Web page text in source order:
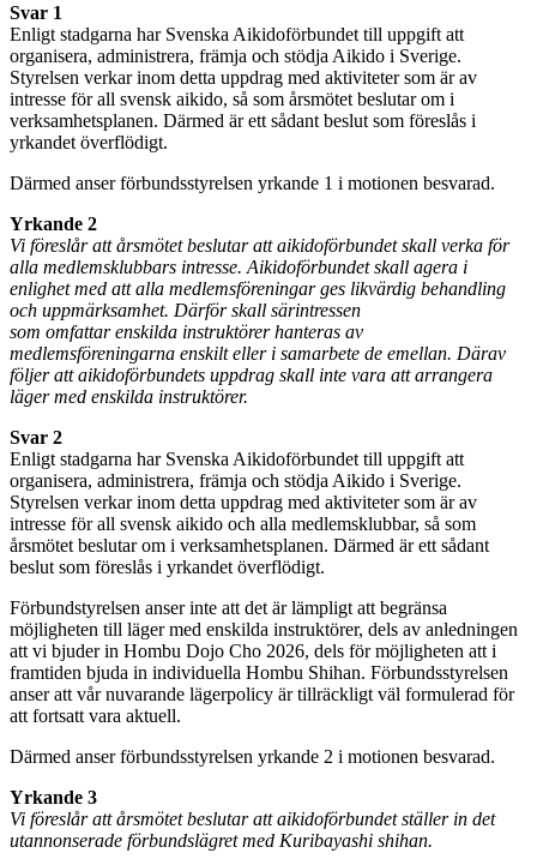
Svar 1
Enligt stadgarna har Svenska Aikidoförbundet till uppgift att
organisera, administrera, främja och stödja Aikido i Sverige.
Styrelsen verkar inom detta uppdrag med aktiviteter som är av
intresse för all svensk aikido, så som årsmötet beslutar om i
verksamhetsplanen. Därmed är ett sådant beslut som föreslås i
yrkandet överflödigt.
Därmed anser förbundsstyrelsen yrkande 1 i motionen besvarad.
Yrkande 2
Vi föreslår att årsmötet beslutar att aikidoförbundet skall verka för
alla medlemsklubbars intresse. Aikidoförbundet skall agera i
enlighet med att alla medlemsföreningar ges likvärdig behandling
och uppmärksamhet. Därför skall särintressen
som omfattar enskilda instruktörer hanteras av
medlemsföreningarna enskilt eller i samarbete de emellan. Därav
följer att aikidoförbundets uppdrag skall inte vara att arrangera
läger med enskilda instruktörer.
Svar 2
Enligt stadgarna har Svenska Aikidoförbundet till uppgift att
organisera, administrera, främja och stödja Aikido i Sverige.
Styrelsen verkar inom detta uppdrag med aktiviteter som är av
intresse för all svensk aikido och alla medlemsklubbar, så som
årsmötet beslutar om i verksamhetsplanen. Därmed är ett sådant
beslut som föreslås i yrkandet överflödigt.
Förbundstyrelsen anser inte att det är lämpligt att begränsa
möjligheten till läger med enskilda instruktörer, dels av anledningen
att vi bjuder in Hombu Dojo Cho 2026, dels för möjligheten att i
framtiden bjuda in individuella Hombu Shihan. Förbundsstyrelsen
anser att vår nuvarande lägerpolicy är tillräckligt väl formulerad för
att fortsatt vara aktuell.
Därmed anser förbundsstyrelsen yrkande 2 i motionen besvarad.
Yrkande 3
Vi föreslår att årsmötet beslutar att aikidoförbundet ställer in det
utannonserade förbundslägret med Kuribayashi shihan.